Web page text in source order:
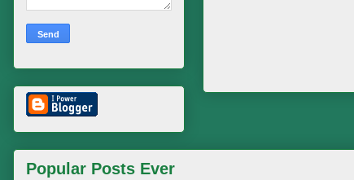
Popular Posts Ever